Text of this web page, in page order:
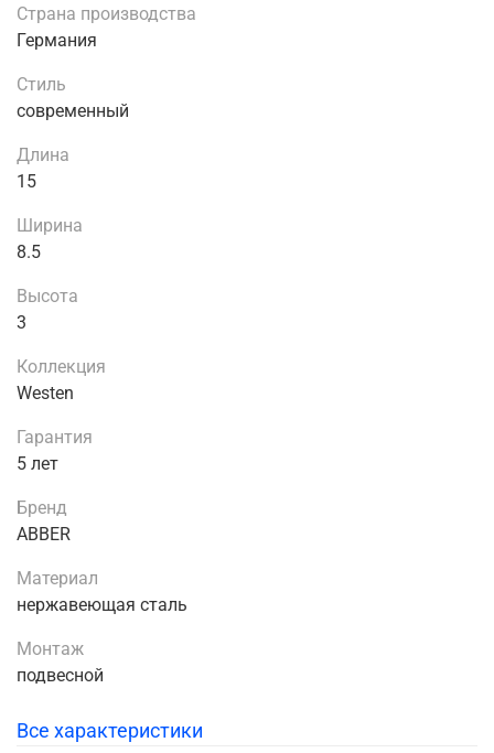
Страна производства
Германия
Стиль
современный
Длина
15
Ширина
8.5
Высота
3
Коллекция
Westen
Гарантия
5 лет
Бренд
ABBER
Материал
нержавеющая сталь
Монтаж
подвесной
Все характеристики